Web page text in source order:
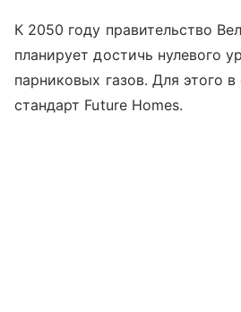
К 2050 году правительство
планирует достичь нулевого
парниковых газов. Для этого
стандарт Future Homes.